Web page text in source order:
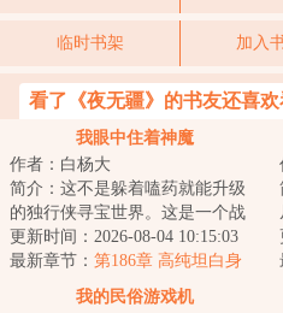
临时书架 加入
看了《夜无疆》的书友还喜欢
我眼中住着神魔
作者：白杨大
简介：这不是躲着嗑药就能升级
的独行侠寻宝世界。这是一个战
队为王、团战对决的群像玄幻世
界……撩你，是...
更新时间：2026-08-04 10:15:03
最新章节： 第186章 高纯坦白身
份，画大饼
我的民俗游戏机